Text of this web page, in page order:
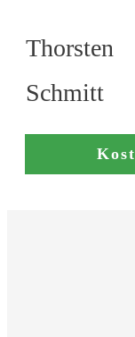
Thorsten
Schmitt